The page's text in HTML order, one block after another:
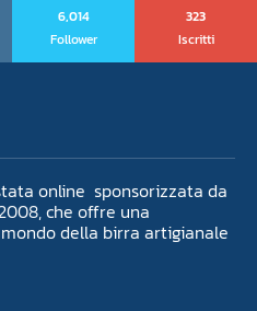
6,014
Follower
323
Iscritti
online sponsorizzata da
che offre una
della birra artigianale